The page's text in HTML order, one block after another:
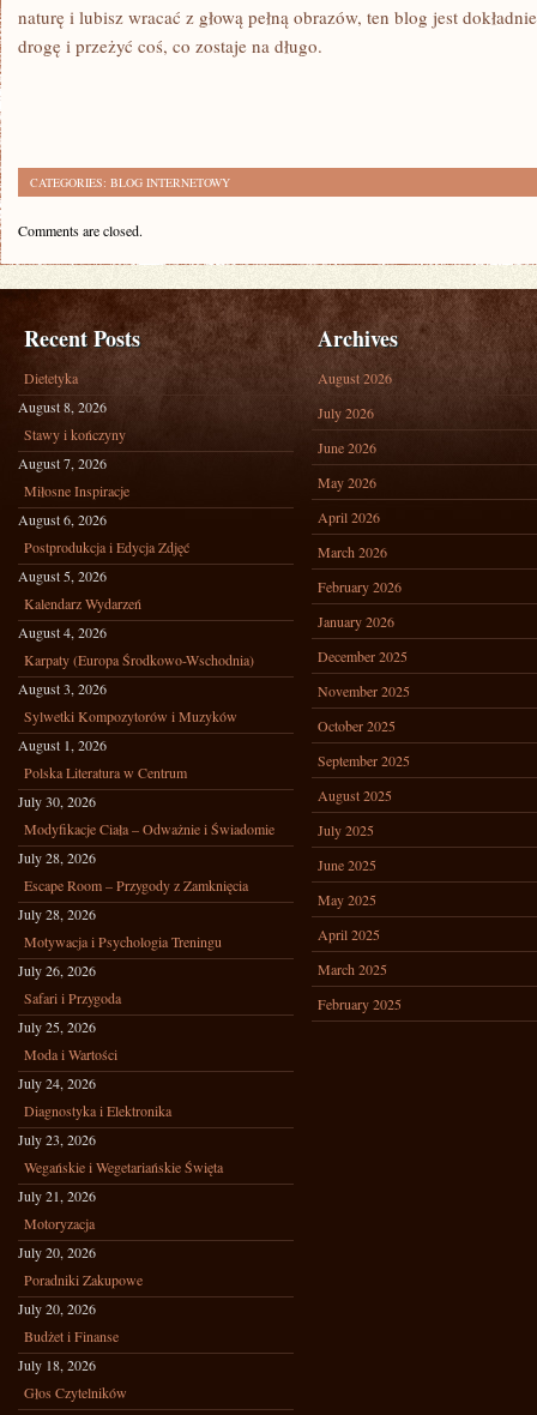
naturę i lubisz wracać z głową pełną obrazów, ten blog jest
drogę i przeżyć coś, co zostaje na długo.
CATEGORIES: BLOG INTERNETOWY
Comments are closed.
Recent Posts
Dietetyka
August 8, 2026
Stawy i kończyny
August 7, 2026
Miłosne Inspiracje
August 6, 2026
Postprodukcja i Edycja Zdjęć
August 5, 2026
Kalendarz Wydarzeń
August 4, 2026
Karpaty (Europa Środkowo-Wschodnia)
August 3, 2026
Sylwetki Kompozytorów i Muzyków
August 1, 2026
Polska Literatura w Centrum
July 30, 2026
Modyfikacje Ciała – Odważnie i Świadomie
July 28, 2026
Escape Room – Przygody z Zamknięcia
July 28, 2026
Motywacja i Psychologia Treningu
July 26, 2026
Safari i Przygoda
July 25, 2026
Moda i Wartości
July 24, 2026
Diagnostyka i Elektronika
July 23, 2026
Wegańskie i Wegetariańskie Święta
July 21, 2026
Motoryzacja
July 20, 2026
Poradniki Zakupowe
July 20, 2026
Budżet i Finanse
July 18, 2026
Głos Czytelników
Archives
August 2026
July 2026
June 2026
May 2026
April 2026
March 2026
February 2026
January 2026
December 2025
November 2025
October 2025
September 2025
August 2025
July 2025
June 2025
May 2025
April 2025
March 2025
February 2025